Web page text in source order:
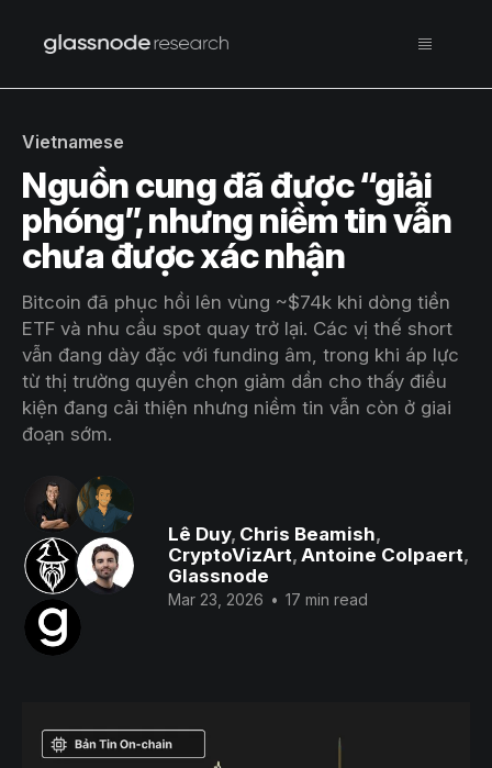
Vietnamese
Nguồn cung đã được “giải
phóng”, nhưng niềm tin vẫn
chưa được xác nhận
Bitcoin đã phục hồi lên vùng ~$74k khi dòng tiền
ETF và nhu cầu spot quay trở lại. Các vị thế short
vẫn đang dày đặc với funding âm, trong khi áp lực
từ thị trường quyền chọn giảm dần cho thấy điều
kiện đang cải thiện nhưng niềm tin vẫn còn ở giai
đoạn sớm.
Lê Duy, Chris Beamish,
CryptoVizArt, Antoine Colpaert,
Glassnode
Mar 23, 2026 • 17 min read